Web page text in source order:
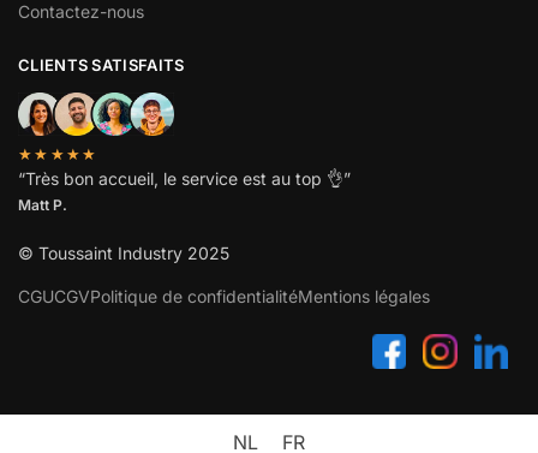
Contactez-nous
CLIENTS SATISFAITS
★★★★★
“Très bon accueil, le service est au top 👌”
Matt P.
© Toussaint Industry 2025
CGUCGVPolitique de confidentialitéMentions légales
NL FR